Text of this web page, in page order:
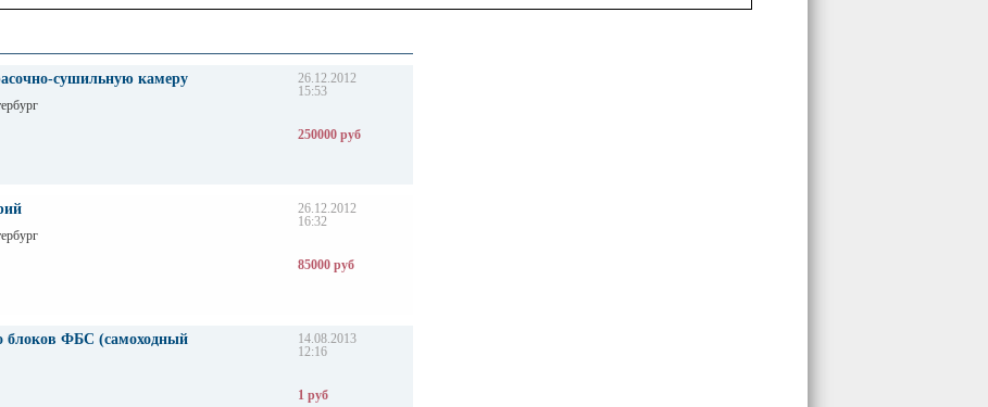
сушильную камеру
26.12.2012
15:53
250000 руб
26.12.2012
16:32
85000 руб
блоков ФБС (самоходный
14.08.2013
12:16
1 руб